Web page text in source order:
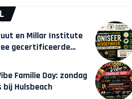
en Millar Institute
gecertificeerde
Familie Day: zondag
bij Hulsbeach